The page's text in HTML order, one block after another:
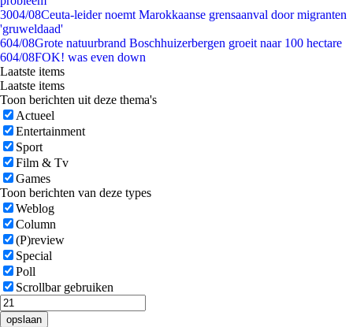
3004/08Ceuta-leider noemt Marokkaanse grensaanval door migranten
'gruweldaad'
604/08Grote natuurbrand Boschhuizerbergen groeit naar 100 hectare
604/08FOK! was even down
Laatste items
Laatste items
Toon berichten uit deze thema's
Actueel
Entertainment
Sport
Film & Tv
Games
Toon berichten van deze types
Weblog
Column
(P)review
Special
Poll
Scrollbar gebruiken
opslaan